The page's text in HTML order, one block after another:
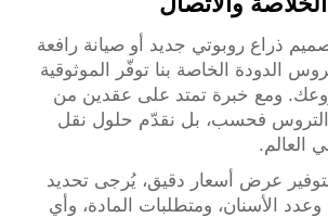
ذراع روبوتي جديد أو صيانة رافعة
الدودة الخاصة بنا توفّر الموثوقية
ومع خبرة تمتد على عقدين من
التروس فحسب، بل نقدّم حلول نقل
العالم.
عرض أسعار دقيق، يُرجى تحديد
وعدد الأسنان، ومتطلبات المادة، وأي